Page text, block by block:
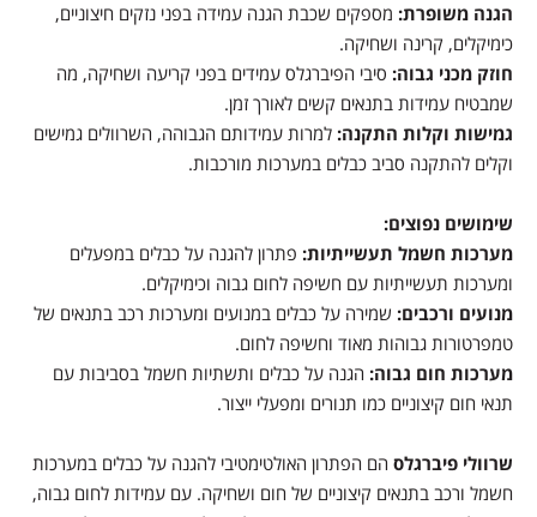
הגנה משופרת: מספקים שכבת הגנה עמידה בפני נזקים חיצוניים,
כימיקלים, קרינה ושחיקה.
חוזק מכני גבוה: סיבי הפיברגלס עמידים בפני קריעה ושחיקה, מה
שמבטיח עמידות בתנאים קשים לאורך זמן.
גמישות וקלות התקנה: למרות עמידותם הגבוהה, השרוולים גמישים
וקלים להתקנה סביב כבלים במערכות מורכבות.
שימושים נפוצים:
מערכות חשמל תעשייתיות: פתרון להגנה על כבלים במפעלים
ומערכות תעשייתיות עם חשיפה לחום גבוה וכימיקלים.
מנועים ורכבים: שמירה על כבלים במנועים ומערכות רכב בתנאים של
טמפרטורות גבוהות מאוד וחשיפה לחום.
מערכות חום גבוה: הגנה על כבלים ותשתיות חשמל בסביבות עם
תנאי חום קיצוניים כמו תנורים ומפעלי ייצור.
שרוולי פיברגלס הם הפתרון האולטימטיבי להגנה על כבלים במערכות
חשמל ורכב בתנאים קיצוניים של חום ושחיקה. עם עמידות לחום גבוה,